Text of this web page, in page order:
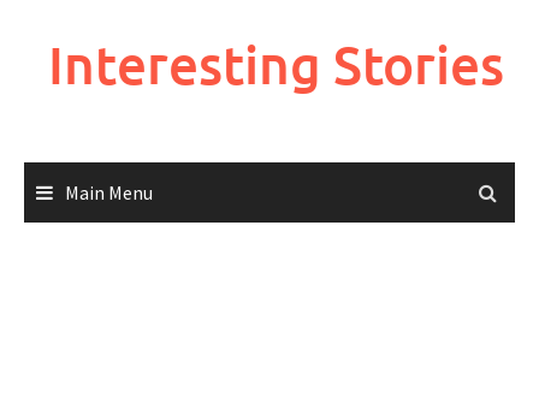
Interesting Stories
Main Menu